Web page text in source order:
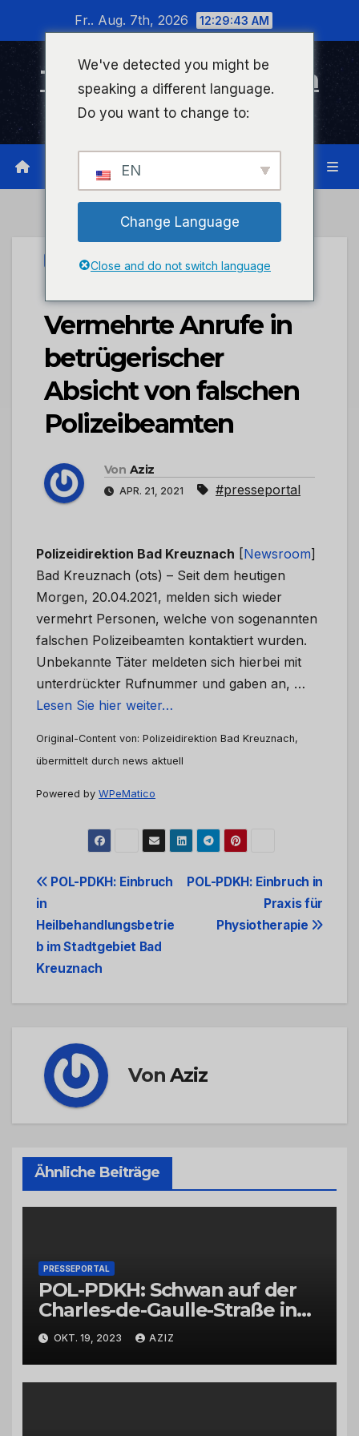
wechseln
Fr.. Aug. 7th, 2026 12:29:43 AM
Timeline Bad Kreuznach
Infonetzwerk für Bad Kreuznach
PRESSEPORTAL
POL-PDKH:
Vermehrte Anrufe in
betrügerischer
Absicht von falschen
Polizeibeamten
Von Aziz
APR. 21, 2021 #presseportal
Polizeidirektion Bad Kreuznach [Newsroom]
Bad Kreuznach (ots) – Seit dem heutigen
Morgen, 20.04.2021, melden sich wieder
vermehrt Personen, welche von sogenannten
falschen Polizeibeamten kontaktiert wurden.
Unbekannte Täter meldeten sich hierbei mit
unterdrückter Rufnummer und gaben an, …
Lesen Sie hier weiter…
Original-Content von: Polizeidirektion Bad Kreuznach,
übermittelt durch news aktuell
Powered by WPeMatico
Beitrags-
Navigation
POL-PDKH: Einbruch in
Praxis für
Physiotherapie
POL-PDKH: Einbruch
in
Heilbehandlungsbetrie
b im Stadtgebiet Bad
Kreuznach
VonAziz
Ähnliche Beiträge
PRESSEPORTAL
POL-PDKH: Schwan auf der
Charles-de-Gaulle-Straße in
Bad Kreuznach beeinflusst
Feierabendverkehr
OKT. 19, 2023 AZIZ
We've detected you might be
speaking a different language.
Do you want to change to:
EN
Change Language
Close and do not switch language